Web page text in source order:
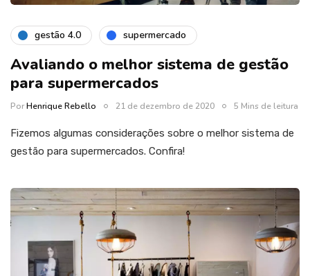
gestão 4.0 supermercado
Avaliando o melhor sistema de gestão
para supermercados
PorHenrique Rebello 21 de dezembro de 2020 5 Mins de leitura
Fizemos algumas considerações sobre o melhor sistema de
gestão para supermercados. Confira!